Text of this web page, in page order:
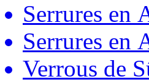
Serrures en
Serrures en
Verrous de